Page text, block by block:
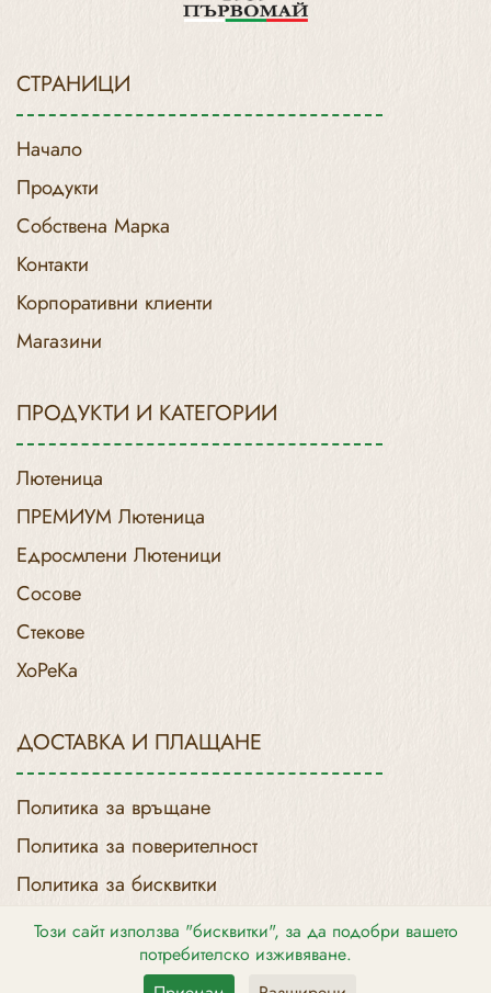
СТРАНИЦИ
Начало
Продукти
Собствена Марка
Контакти
Корпоративни клиенти
Магазини
ПРОДУКТИ И КАТЕГОРИИ
Лютеница
ПРЕМИУМ Лютеница
Едросмлени Лютеници
Сосове
Стекове
ХоРеКа
ДОСТАВКА И ПЛАЩАНЕ
Политика за връщане
Политика за поверителност
Политика за бисквитки
Доставка и Връщане
Този сайт използва "бисквитки", за да подобри вашето
потребителско изживяване.